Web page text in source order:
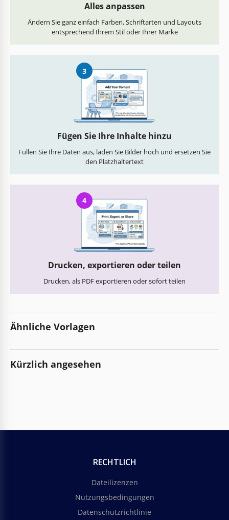
Alles anpassen
Ändern Sie ganz einfach Farben, Schriftarten und Layouts
entsprechend Ihrem Stil oder Ihrer Marke
3
Fügen Sie Ihre Inhalte hinzu
Füllen Sie Ihre Daten aus, laden Sie Bilder hoch und ersetzen Sie
den Platzhaltertext
4
Drucken, exportieren oder teilen
Drucken, als PDF exportieren oder sofort teilen
Ähnliche Vorlagen
Kürzlich angesehen
RECHTLICH
Dateilizenzen
Nutzungsbedingungen
Datenschutzrichtlinie